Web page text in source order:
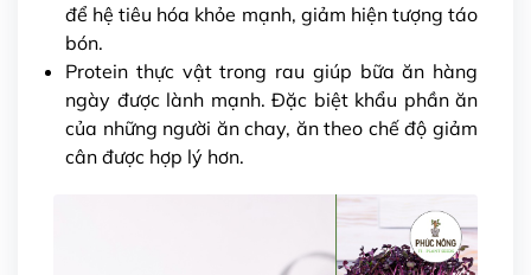
để hệ tiêu hóa khỏe mạnh, giảm hiện tượng táo
bón.
Protein thực vật trong rau giúp bữa ăn hàng
ngày được lành mạnh. Đặc biệt khẩu phần ăn
của những người ăn chay, ăn theo chế độ giảm
cân được hợp lý hơn.